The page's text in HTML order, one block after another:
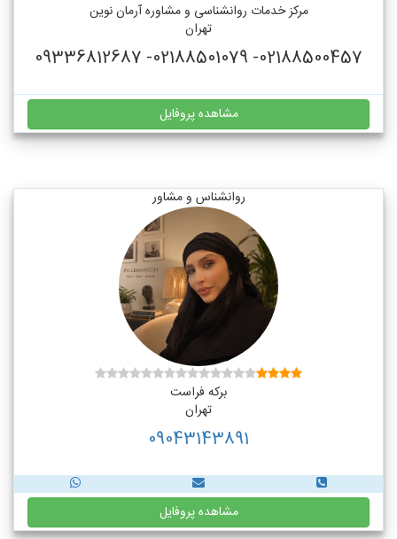
مرکز خدمات روانشناسی و مشاوره آرمان نوین
تهران
02188500457- 02188501079- 09336812687
مشاهده پروفایل
روانشناس و مشاور
برکه فراست
تهران
09043143891
مشاهده پروفایل